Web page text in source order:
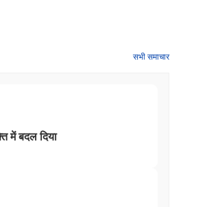
सभी समाचार
में बदल दिया